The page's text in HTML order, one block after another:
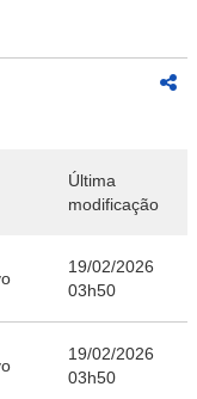
Última
modificação
19/02/2026
03h50
19/02/2026
03h50